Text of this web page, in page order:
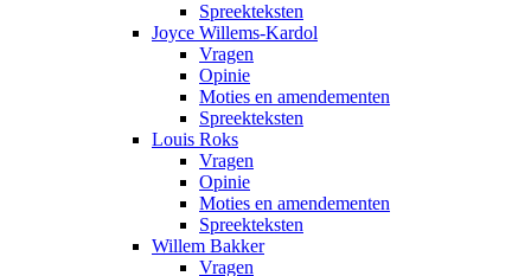
Spreekteksten
Joyce Willems-Kardol
Vragen
Opinie
Moties en amendementen
Spreekteksten
Louis Roks
Vragen
Opinie
Moties en amendementen
Spreekteksten
Willem Bakker
Vragen